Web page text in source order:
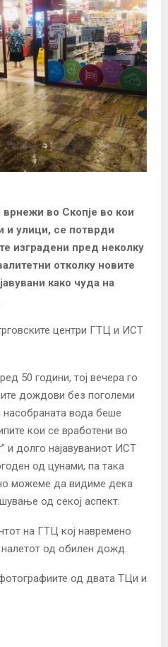
во Скопје во кои
и улици, се потврди
изградени пред неколку
отколку новите
како чуда на
центри ГТЦ и ИСТ
50 години, тој вечера го
дождови без поголеми
вода беше
кои се вработени во
и долго најавуваниот ИСТ
од цунами, па така
можеме да видиме дека
од секој аспект.
на ГТЦ кој навремено
од обилен дожд.
од двата ТЦи и